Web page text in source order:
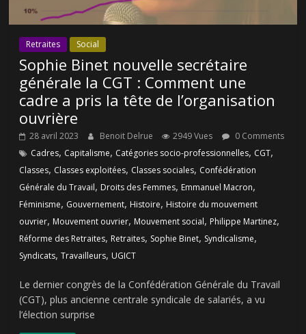
Retraites Social
Sophie Binet nouvelle secrétaire
générale la CGT : Comment une
cadre a pris la tête de l’organisation
ouvrière
28 avril 2023 Benoit Delrue 2949 Vues
0 Comments
Cadres, Capitalisme, Catégories socio-professionnelles, CGT,
Classes, Classes exploitées, Classes sociales, Confédération
Générale du Travail, Droits des Femmes, Emmanuel Macron,
Féminisme, Gouvernement, Histoire, Histoire du mouvement
ouvrier, Mouvement ouvrier, Mouvement social, Philippe Martinez,
Réforme des Retraites, Retraites, Sophie Binet, Syndicalisme,
Syndicats,Travailleurs, UGICT
Le dernier congrès de la Confédération Générale du Travail
(CGT), plus ancienne centrale syndicale de salariés, a vu
l’élection surprise